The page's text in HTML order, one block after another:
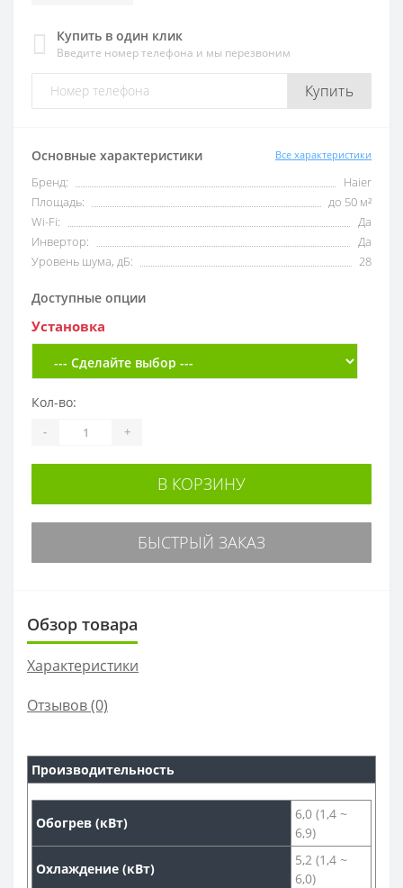
Купить в один клик
Введите номер телефона и мы перезвоним
Купить
Основные характеристики Все характеристики
Бренд:
Haier
Площадь:
до 50 м²
Wi-Fi:
Да
Инвертор:
Да
Уровень шума, дБ:
28
Доступные опции
Установка
Кол-во:
- +
В КОРЗИНУ
БЫСТРЫЙ ЗАКАЗ
Обзор товара
Характеристики
Отзывов (0)
Производительность
Обогрев (кВт)
6,0 (1,4 ~
6,9)
Охлаждение (кВт)
5,2 (1,4 ~
6,0)